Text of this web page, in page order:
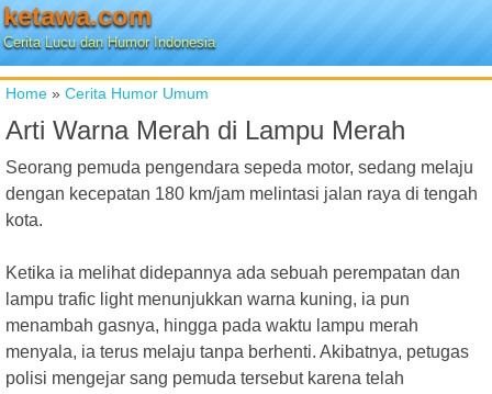
ketawa.com
Cerita Lucu dan Humor Indonesia
Home » Cerita Humor Umum
Arti Warna Merah di Lampu Merah
Seorang pemuda pengendara sepeda motor, sedang melaju
dengan kecepatan 180 km/jam melintasi jalan raya di tengah
kota.
Ketika ia melihat didepannya ada sebuah perempatan dan
lampu trafic light menunjukkan warna kuning, ia pun
menambah gasnya, hingga pada waktu lampu merah
menyala, ia terus melaju tanpa berhenti. Akibatnya, petugas
polisi mengejar sang pemuda tersebut karena telah